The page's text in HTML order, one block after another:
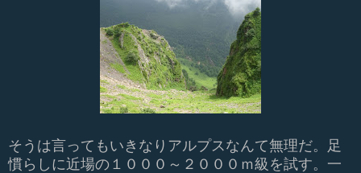
そうは言ってもいきなりアルプスなんて無理だ。足
慣らしに近場の１０００～２０００ｍ級を試す。一